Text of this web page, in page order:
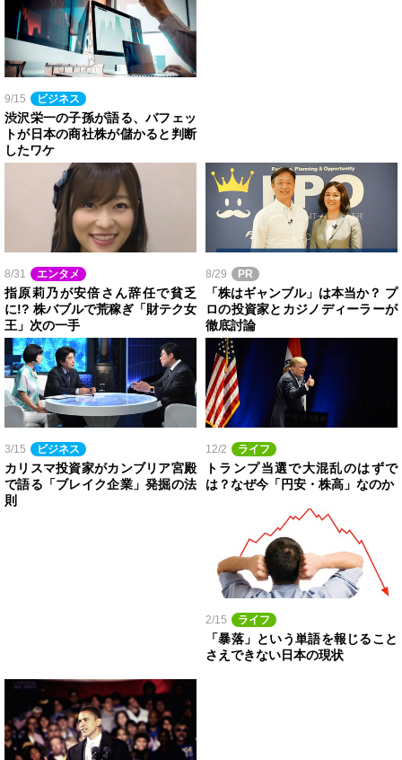
9/15 ビジネス
渋沢栄一の子孫が語る、バフェッ
トが日本の商社株が儲かると判断
したワケ
8/31 エンタメ
指原莉乃が安倍さん辞任で貧乏
に!? 株バブルで荒稼ぎ「財テク女
王」次の一手
8/29 PR
「株はギャンブル」は本当か？ プ
ロの投資家とカジノディーラーが
徹底討論
3/15 ビジネス
カリスマ投資家がカンブリア宮殿
で語る「ブレイク企業」発掘の法
則
12/2 ライフ
トランプ当選で大混乱のはずで
は？なぜ今「円安・株高」なのか
2/15 ライフ
「暴落」という単語を報じること
さえできない日本の現状